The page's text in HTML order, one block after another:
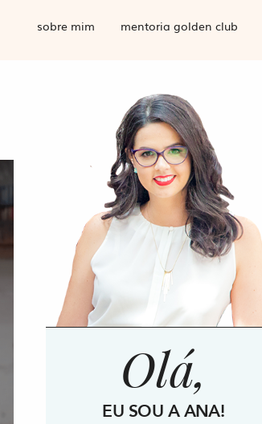
sobre mim mentoria golden club
Olá,
EU SOU A ANA!